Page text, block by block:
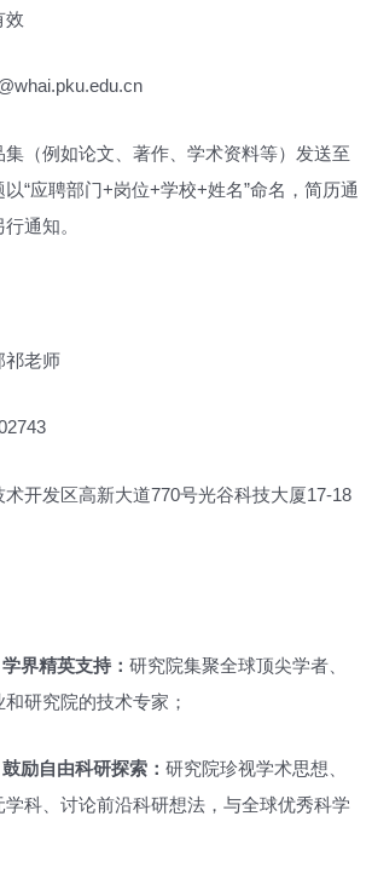
效
（例如论文、著作、学术资料等）发送至
“应聘部门+岗位+学校+姓名”命名，简历通
通知。
祁老师
开发区高新大道770号光谷科技大厦17-18
界精英支持： 研究院集聚全球顶尖学者、
研究院的技术专家；
励自由科研探索： 研究院珍视学术思想、
科、讨论前沿科研想法，与全球优秀科学